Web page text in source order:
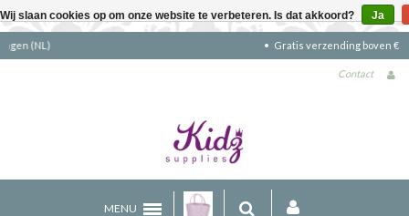
Gratis verzending boven €90 (NL)
Contact
MENU
Wij slaan cookies op om onze website te verbeteren. Is dat akkoord? Ja